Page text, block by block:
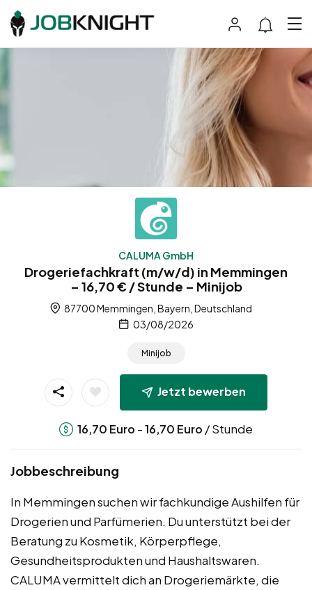
CALUMA GmbH
Drogeriefachkraft (m/w/d) in Memmingen
– 16,70 € / Stunde – Minijob
87700 Memmingen, Bayern, Deutschland
03/08/2026
Minijob
Jetzt bewerben
16,70 Euro -16,70 Euro / Stunde
Jobbeschreibung
In Memmingen suchen wir fachkundige Aushilfen für
Drogerien und Parfümerien. Du unterstützt bei der
Beratung zu Kosmetik, Körperpflege,
Gesundheitsprodukten und Haushaltswaren.
CALUMA vermittelt dich an Drogeriemärkte, die